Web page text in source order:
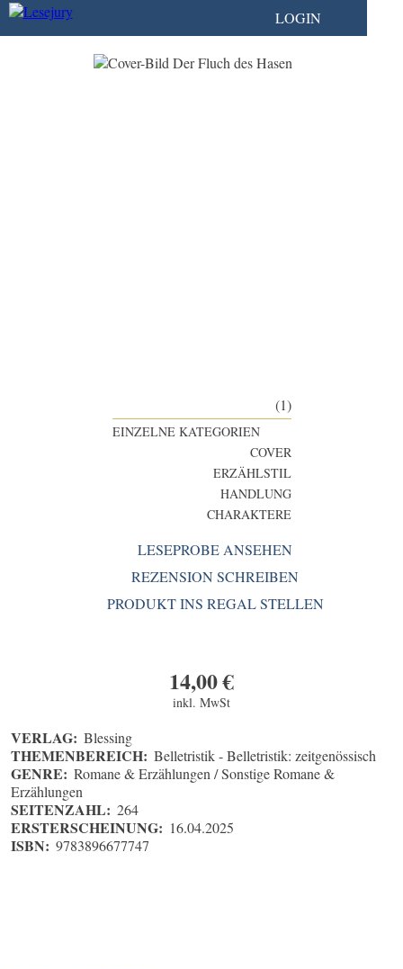
LOGIN
(1)
EINZELNE KATEGORIEN
COVER
ERZÄHLSTIL
HANDLUNG
CHARAKTERE
LESEPROBE ANSEHEN
REZENSION SCHREIBEN
PRODUKT INS REGAL STELLEN
14,00€
inkl. MwSt
VERLAG: Blessing
THEMENBEREICH: Belletristik - Belletristik: zeitgenössisch
GENRE: Romane & Erzählungen / Sonstige Romane &
Erzählungen
SEITENZAHL: 264
ERSTERSCHEINUNG: 16.04.2025
ISBN: 9783896677747